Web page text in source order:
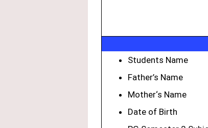
Students Name
Father’s Name
Mother‘s Name
Date of Birth